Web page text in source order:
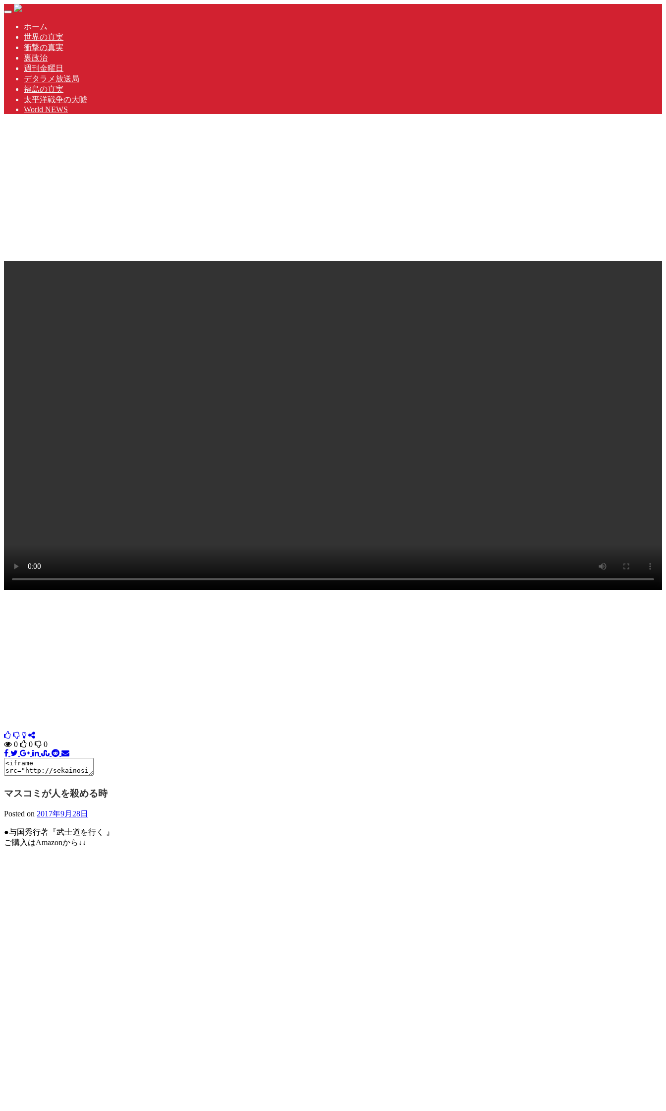
Skip
content
Toggle
navigationホーム
世界の真実
衝撃の真実
裏政治
週刊金曜日
デタラメ放送局
福島の真実
太平洋戦争の大嘘
World NEWS
0 0 0
マスコミが人を殺める時
Posted on 2017年9月28日
●与国秀行著『武士道を行く 』
ご購入はAmazonから↓↓